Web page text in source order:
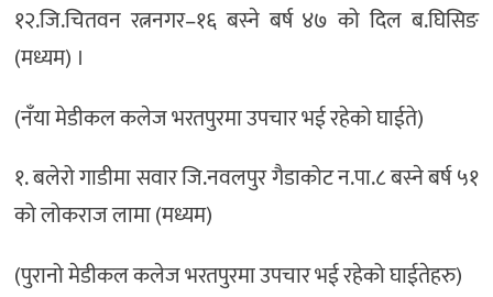
१२.जि.चितवन रत्ननगर–१६ बस्ने बर्ष ४७ को दिल ब.घिसिङ
(मध्यम) ।
(नँया मेडीकल कलेज भरतपुरमा उपचार भई रहेको घाईते)
१. बलेरो गाडीमा सवार जि.नवलपुर गैडाकोट न.पा.८ बस्ने बर्ष ५१
को लोकराज लामा (मध्यम)
(पुरानो मेडीकल कलेज भरतपुरमा उपचार भई रहेको घाईतेहरु)